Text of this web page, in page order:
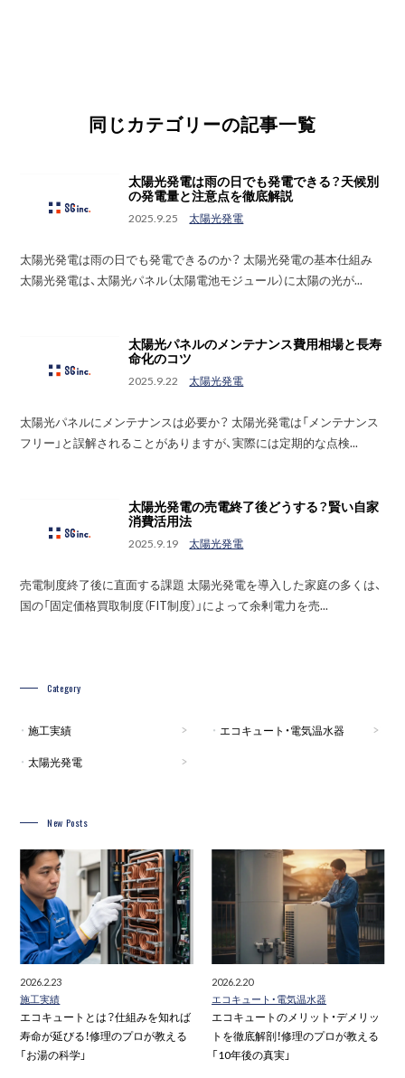
同じカテゴリーの記事一覧
太陽光発電は雨の日でも発電できる？天候別
の発電量と注意点を徹底解説
2025.9.25 太陽光発電
太陽光発電は雨の日でも発電できるのか？ 太陽光発電の基本仕組み
太陽光発電は、太陽光パネル（太陽電池モジュール）に太陽の光が...
太陽光パネルのメンテナンス費用相場と長寿
命化のコツ
2025.9.22 太陽光発電
太陽光パネルにメンテナンスは必要か？ 太陽光発電は「メンテナンス
フリー」と誤解されることがありますが、実際には定期的な点検...
太陽光発電の売電終了後どうする？賢い自家
消費活用法
2025.9.19 太陽光発電
売電制度終了後に直面する課題 太陽光発電を導入した家庭の多くは、
国の「固定価格買取制度（FIT制度）」によって余剰電力を売...
Category
施工実績
エコキュート・電気温水器
太陽光発電
New Posts
2026.2.23
施工実績
エコキュートとは？仕組みを知れば
寿命が延びる！修理のプロが教える
「お湯の科学」
2026.2.20
エコキュート・電気温水器
エコキュートのメリット・デメリッ
トを徹底解剖！修理のプロが教える
「10年後の真実」